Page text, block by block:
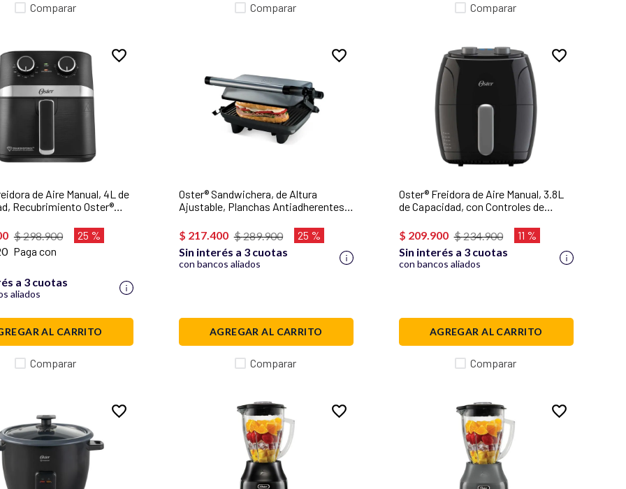
Comparar Comparar Comparar
de Aire Manual, 4L de
Recubrimiento Oster®
Temperatura,
$298.900
25 %
Paga con
a 3 cuotas
aliados
AL CARRITO
Comparar
Oster® Sandwichera, de Altura
Ajustable, Planchas Antiadherentes,
$ 217.400 $289.900
25 %
Sin interés a 3 cuotas
con bancos aliados
AGREGAR AL CARRITO
Comparar
Oster® Freidora de Aire Manual, 3.8L
de Capacidad, con Controles de
CKSTAF38MNS
$ 209.900 $234.900
11 %
Sin interés a 3 cuotas
con bancos aliados
AGREGAR AL CARRITO
Comparar